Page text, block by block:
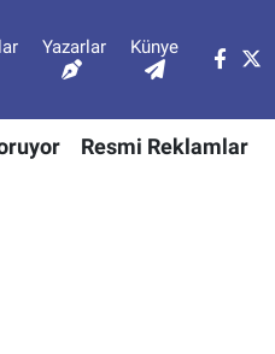
Yazarlar Künye
Resmi Reklamlar